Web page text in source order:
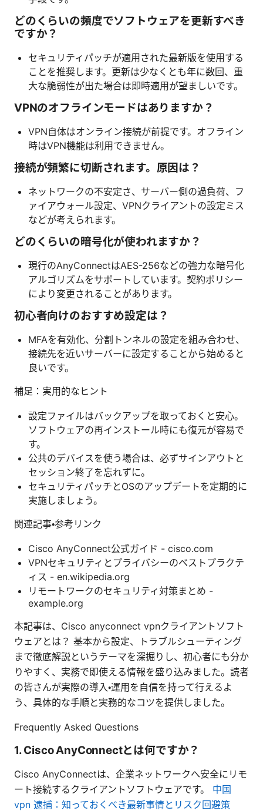
どのくらいの頻度でソフトウェアを更新すべき
ですか？
セキュリティパッチが適用された最新版を使用する
ことを推奨します。更新は少なくとも年に数回、重
大な脆弱性が出た場合は即時適用が望ましいです。
VPNのオフラインモードはありますか？
VPN自体はオンライン接続が前提です。オフライン
時はVPN機能は利用できません。
接続が頻繁に切断されます。原因は？
ネットワークの不安定さ、サーバー側の過負荷、フ
ァイアウォール設定、VPNクライアントの設定ミス
などが考えられます。
どのくらいの暗号化が使われますか？
現行のAnyConnectはAES-256などの強力な暗号化
アルゴリズムをサポートしています。契約ポリシー
により変更されることがあります。
初心者向けのおすすめ設定は？
MFAを有効化、分割トンネルの設定を組み合わせ、
接続先を近いサーバーに設定することから始めると
良いです。
補足：実用的なヒント
設定ファイルはバックアップを取っておくと安心。
ソフトウェアの再インストール時にも復元が容易で
す。
公共のデバイスを使う場合は、必ずサインアウトと
セッション終了を忘れずに。
セキュリティパッチとOSのアップデートを定期的に
実施しましょう。
関連記事・参考リンク
Cisco AnyConnect公式ガイド - cisco.com
VPNセキュリティとプライバシーのベストプラクテ
ィス - en.wikipedia.org
リモートワークのセキュリティ対策まとめ -
example.org
本記事は、Cisco anyconnect vpnクライアントソフト
ウェアとは？ 基本から設定、トラブルシューティング
まで徹底解説というテーマを深掘りし、初心者にも分か
りやすく、実務で即使える情報を盛り込みました。読者
の皆さんが実際の導入・運用を自信を持って行えるよ
う、具体的な手順と実務的なコツを提供しました。
Frequently Asked Questions
1. Cisco AnyConnectとは何ですか？
Cisco AnyConnectは、企業ネットワークへ安全にリモ
ート接続するクライアントソフトウェアです。 中国
vpn 逮捕：知っておくべき最新事情とリスク回避策